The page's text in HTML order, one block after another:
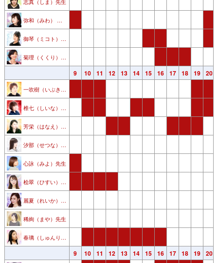
弥和（みわ） 先生
御琴（ミコト）先生
菊理（くくり） 先生
一吹樹（いぶき）先生
椎七（しいな）先生
芳栄（はなえ）先生
汐那（せつな） 先生
心詠（みよ）先生
桧翠（ひすい） 先生
麗夏（れいか）先生
稀絢（まや）先生
春璃（しゅんり）先生
9
9
10
10
11
11
12
12
13
13
14
14
15
15
16
16
17
17
18
18
19
19
20
20